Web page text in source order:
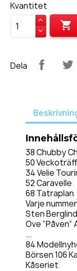
Kvantitet

Dela
38 Chubby
50
34 Velie
52 Caravelle
68 Tatraplan
Varje
Sten
Ove
...
84
Börsen 106
Kåseriet